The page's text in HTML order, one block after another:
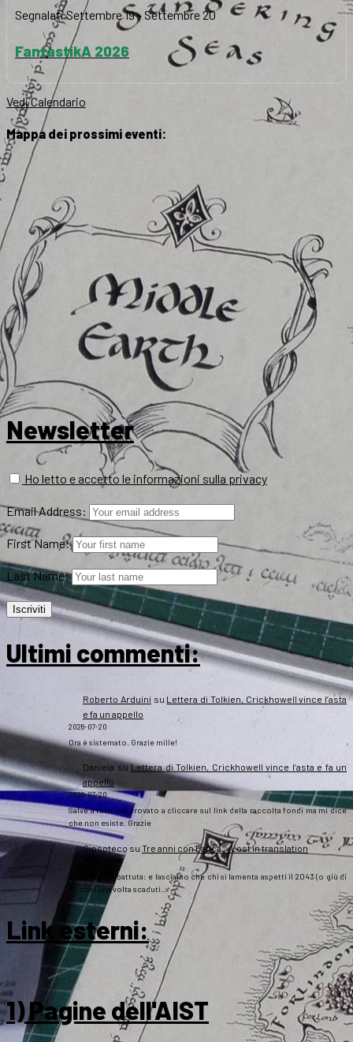
SegnalatiSettembre 19- Settembre 20
FantastikA 2026
Vedi Calendario
Mappa dei prossimi eventi:
Newsletter
Ho letto e accetto le informazioni sulla privacy
Email Address:
First Name:
Last Name:
Ultimi commenti:
Roberto Arduini su Lettera di Tolkien, Crickhowell vince l’asta
e fa un appello
2026-07-20
Ora è sistemato. Grazie mille!
Daniela suLettera di Tolkien, Crickhowell vince l’asta e fa un
appello
2026-07-20
Salve a tutti, ho provato a cliccare sul link della raccolta fondi ma mi dice
che non esiste. Grazie
Gipsoteco su Tre anni con Fatica… Lost in translation
Passatemi la battuta: e lasciamo che chi si lamenta aspetti il 2043 (o giù di
lì), così una volta scaduti…
Link esterni:
1) Pagine dell'AIST